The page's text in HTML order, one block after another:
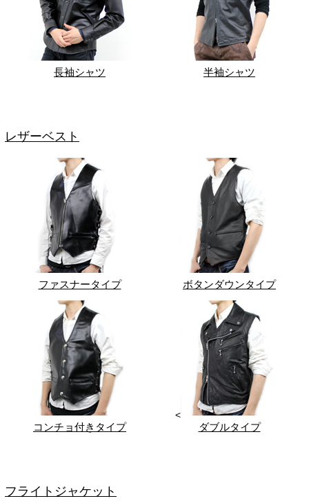
長袖シャツ 半袖シャツ
レザーベスト
ファスナータイプ ボタンダウンタイプ
コンチョ付きタイプ
<
ダブルタイプ
フライトジャケット